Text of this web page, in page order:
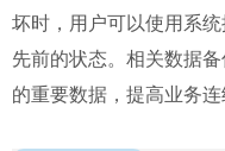
坏时，用户可以使用系
先前的状态。相关数据
的重要数据，提高业务连